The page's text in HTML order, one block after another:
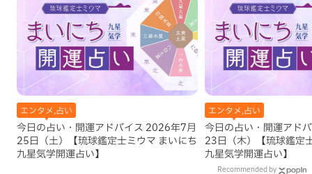
エンタメ,占い
今日の占い・開運アドバイス 2026年7月
25日（土）【琉球鑑定士ミウマ まいにち
九星気学開運占い】
エンタメ,占い
今日の占い・開運アド
23日（木）【琉球鑑定
九星気学開運占い】
Recommended by